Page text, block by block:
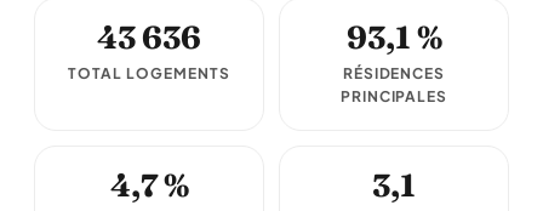
43 636
TOTAL LOGEMENTS
93,1 %
RÉSIDENCES
PRINCIPALES
4,7 % 3,1